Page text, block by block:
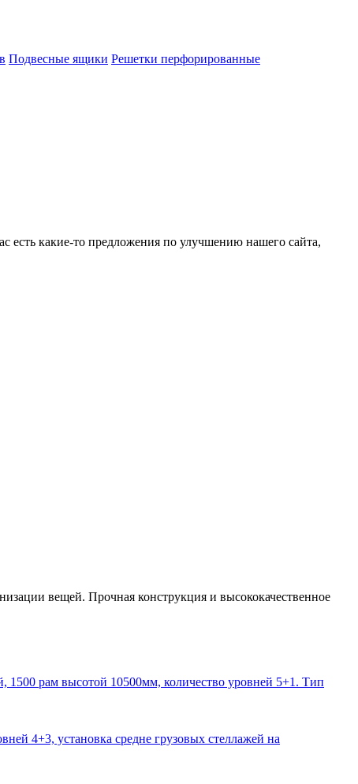
Подвесные ящики Решетки перфорированные
есть какие-то предложения по улучшению нашего сайта,
вещей. Прочная конструкция и высококачественное
рам высотой 10500мм, количество уровней 5+1. Тип
4+3, установка средне грузовых стеллажей на